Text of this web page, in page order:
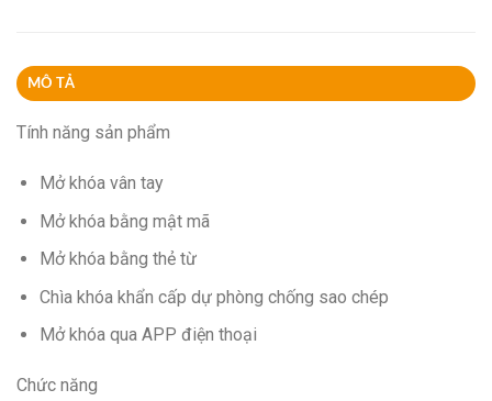
MÔ TẢ
Tính năng sản phẩm
Mở khóa vân tay
Mở khóa bằng mật mã
Mở khóa bằng thẻ từ
Chìa khóa khẩn cấp dự phòng chống sao chép
Mở khóa qua APP điện thoại
Chức năng